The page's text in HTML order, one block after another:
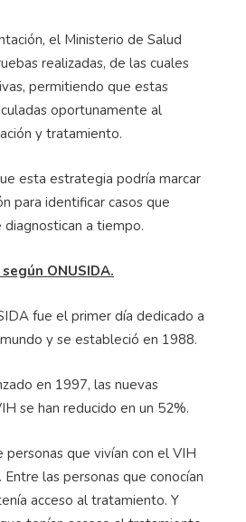
el Ministerio de Salud
realizadas, de las cuales
permitiendo que estas
oportunamente al
y tratamiento.
esta estrategia podría marcar
para identificar casos que
a tiempo.
ONUSIDA.
fue el primer día dedicado a
y se estableció en 1988.
en 1997, las nuevas
se han reducido en un 52%.
personas que vivían con el VIH
las personas que conocían
acceso al tratamiento. Y